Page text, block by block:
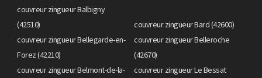
couvreur zingueur Balbigny
(42510)
couvreur zingueur Bard (42600)
couvreur zingueur Bellegarde-en-
Forez (42210)
couvreur zingueur Belleroche
(42670)
couvreur zingueur Belmont-de-la-
couvreur zingueur Le Bessat